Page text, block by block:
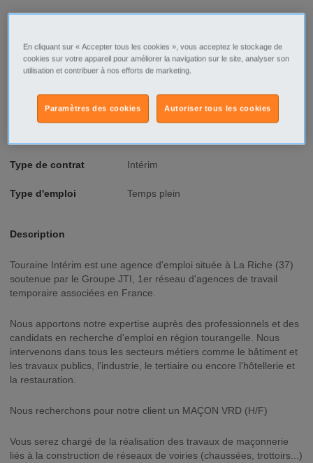
Indre-et-Loire
La Riche - 37520
Touraine Intérim
No SIREN 888403953
Type de contrat Intérim
Type d'emploi Temps plein
Description
Touraine Intérim est une agence d'emploi située à La Riche (37)
soutenue par le Groupe JTI, 1er réseau d'agences de travail
temporaire associées en France.
Nous apportons notre expertise auprès des professionnels et des
candidats en recherche d'emploi en région tourangelle. Nous
intervenons dans tous les secteurs métiers comme le bâtiment et
les travaux publics, l'industrie, le tertiaire ou encore l'hôtellerie et
la restauration.
Nous recherchons pour notre client un MAÇON VRD (H/F)
Vous serez chargé de la réalisation des travaux de maçonnerie
liés à la construction de réseaux de voiries (chaussées, trottoirs...)
En cliquant sur « Accepter tous les cookies », vous acceptez le stockage de
cookies sur votre appareil pour améliorer la navigation sur le site, analyser son
utilisation et contribuer à nos efforts de marketing.
Autoriser tous les cookies
Paramètres des cookies